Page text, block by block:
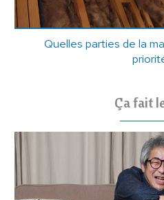
Quelles parties de la
Ça fait